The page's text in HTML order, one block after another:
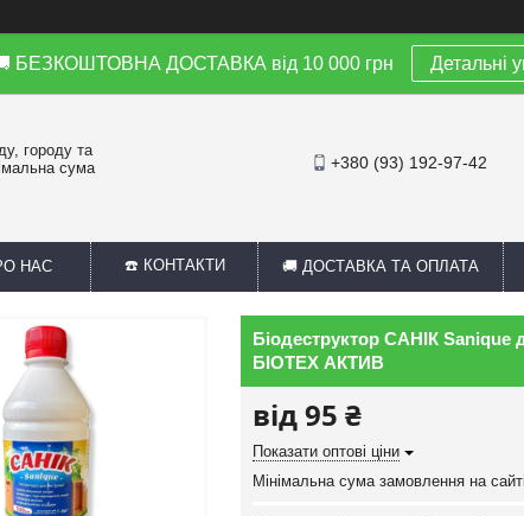
БЕЗКОШТОВНА ДОСТАВКА від 10 000 грн Детальні
городу та
сума
+380 (93) 192-97-42
НАС ☎️ КОНТАКТИ 🚚 ДОСТАВКА ТА ОПЛАТА
Біодеструктор САНІК Sanique
БІОТЕХ АКТИВ
від95 ₴
Показати оптові ціни
Мінімальна сума замовлення на